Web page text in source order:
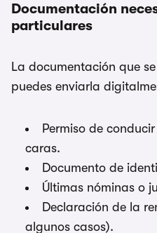
Documentación
particulares
La documentación que
puedes enviarla
Permiso de
caras.
Documento de
Últimas nóminas o
Declaración de la
algunos casos).